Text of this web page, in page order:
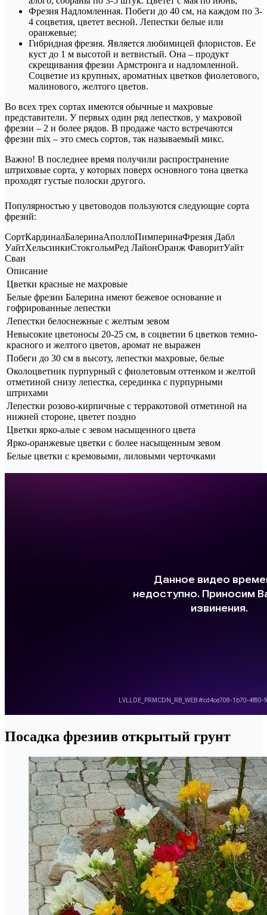
Фрезия Надломленная. Побеги до 40 см, на каждом по 3-
4 соцветия, цветет весной. Лепестки белые или
оранжевые;
Гибридная фрезия. Является любимицей флористов. Ее
куст до 1 м высотой и ветвистый. Она – продукт
скрещивания фрезии Армстронга и надломленной.
Соцветие из крупных, ароматных цветков фиолетового,
малинового, желтого цветов.
Во всех трех сортах имеются обычные и махровые
представители. У первых один ряд лепестков, у махровой
фрезии – 2 и более рядов. В продаже часто встречаются
фрезии mix – это смесь сортов, так называемый микс.
Важно! В последнее время получили распространение
штриховые сорта, у которых поверх основного тона цветка
проходят густые полоски другого.
Популярностью у цветоводов пользуются следующие сорта
фрезий:
СортКардиналБалеринаАполлоПимперинаФрезия Дабл
УайтХельсинкиСтокгольмРед ЛайонОранж ФаворитУайт
Сван
Описание
Цветки красные не махровые
Белые фрезии Балерина имеют бежевое основание и
гофрированные лепестки
Лепестки белоснежные с желтым зевом
Невысокие цветоносы 20-25 см, в соцветии 6 цветков темно-
красного и желтого цветов, аромат не выражен
Побеги до 30 см в высоту, лепестки махровые, белые
Околоцветник пурпурный с фиолетовым оттенком и желтой
отметиной снизу лепестка, серединка с пурпурными
штрихами
Лепестки розово-кирпичные с терракотовой отметиной на
нижней стороне, цветет поздно
Цветки ярко-алые с зевом насыщенного цвета
Ярко-оранжевые цветки с более насыщенным зевом
Белые цветки с кремовыми, лиловыми черточками
Посадка фрезиив открытый грунт